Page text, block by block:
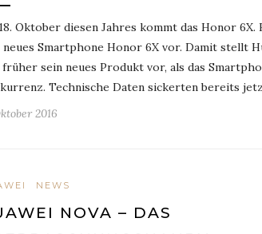
Oktober diesen Jahres kommt das Honor
neues Smartphone Honor 6X vor. Damit stellt
sein neues Produkt vor, als das
Technische Daten sickerten bereits
2016
NEWS
NOVA – DAS